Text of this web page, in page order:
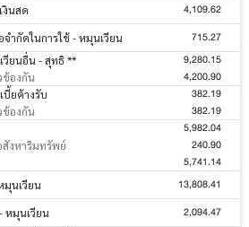
งินสด 4,109.62
ำกัดในการใช้ - หมุนเวียน 715.27
ยนอื่น - สุทธิ ** 9,280.15
ข้องกัน 4,200.90
บี้ยค้างรับ 382.19
ข้องกัน 382.19
5,982.04
งหาริมทรัพย์ 240.90
5,741.14
นเวียน 13,808.41
หมุนเวียน 2,094.47